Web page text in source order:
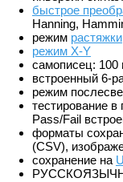
быстрое
Hanning,
режим растяжки
режим X-Y
самописец: 100
встроенный 6-
режим
тестирование
Pass/Fail
форматы
(CSV),
сохранение на